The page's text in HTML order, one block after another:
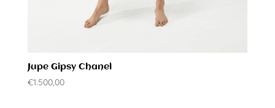
Jupe Gipsy Chanel
€1.500,00